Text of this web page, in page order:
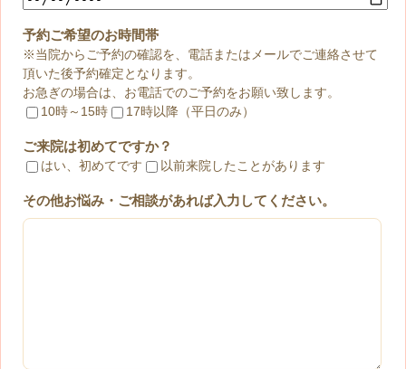
予約ご希望のお時間帯
※当院からご予約の確認を、電話またはメールでご連絡させて
頂いた後予約確定となります。
お急ぎの場合は、お電話でのご予約をお願い致します。
10時～15時
17時以降（平日のみ）
ご来院は初めてですか？
はい、初めてです 以前来院したことがあります
その他お悩み・ご相談があれば入力してください。